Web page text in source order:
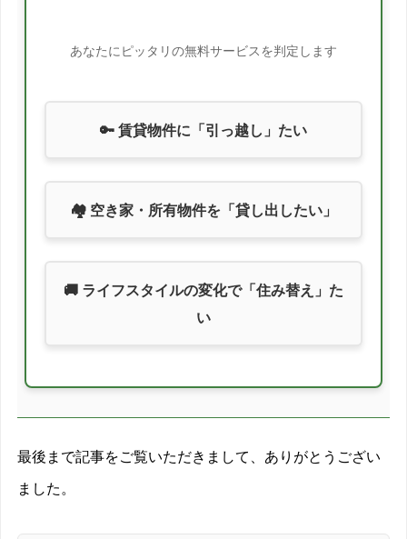
あなたにピッタリの無料サービスを判定します
🔑 賃貸物件に「引っ越し」たい
🏘️ 空き家・所有物件を「貸し出したい」
🚚 ライフスタイルの変化で「住み替え」た
い
最後まで記事をご覧いただきまして、ありがとうござい
ました。